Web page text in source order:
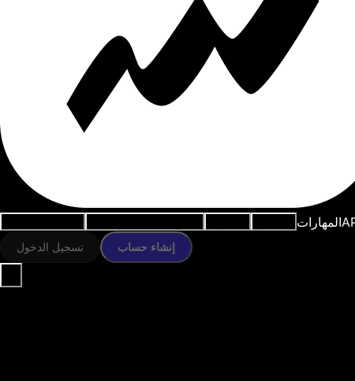
المهارات
تسجيل الدخول إنشاء حساب